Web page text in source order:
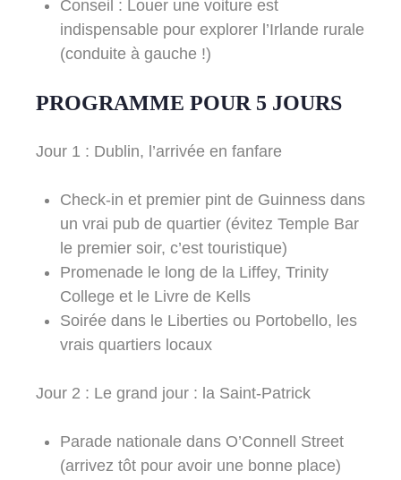
Conseil : Louer une voiture est
indispensable pour explorer l’Irlande rurale
(conduite à gauche !)
PROGRAMME POUR 5 JOURS
Jour 1 : Dublin, l’arrivée en fanfare
Check-in et premier pint de Guinness dans
un vrai pub de quartier (évitez Temple Bar
le premier soir, c’est touristique)
Promenade le long de la Liffey, Trinity
College et le Livre de Kells
Soirée dans le Liberties ou Portobello, les
vrais quartiers locaux
Jour 2 : Le grand jour : la Saint-Patrick
Parade nationale dans O’Connell Street
(arrivez tôt pour avoir une bonne place)